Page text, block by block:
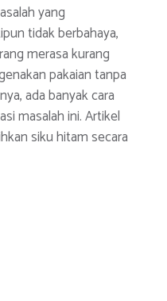
yang
tidak berbahaya,
merasa kurang
pakaian tanpa
ada banyak cara
masalah ini. Artikel
siku hitam secara